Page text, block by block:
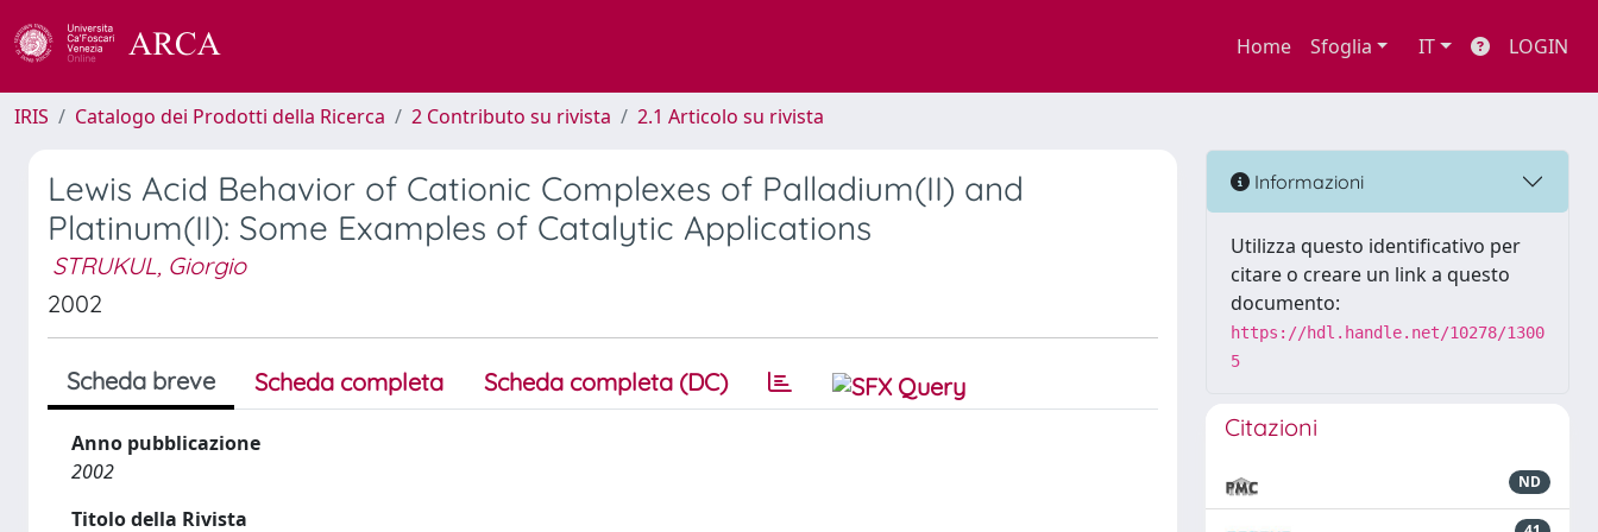
Home Sfoglia IT LOGIN
IRIS Catalogo dei Prodotti della Ricerca 2 Contributo su rivista 2.1 Articolo su rivista
Lewis Acid Behavior of Cationic Complexes of Palladium(II) and
Platinum(II): Some Examples of Catalytic Applications
STRUKUL, Giorgio
2002
Scheda breve Scheda completa Scheda completa (DC)
Anno pubblicazione
2002
Titolo della Rivista
Informazioni
Utilizza questo identificativo per
citare o creare un link a questo
documento:
https://hdl.handle.net/10278/1300
5
Citazioni
ND